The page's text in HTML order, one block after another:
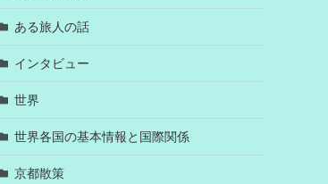
ある旅人の話
インタビュー
世界
世界各国の基本情報と国際関係
京都散策